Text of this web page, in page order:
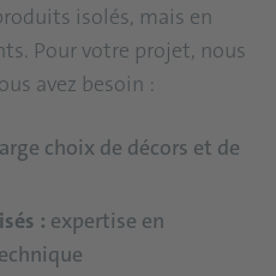
isolés, mais en
Pour votre projet, nous
avez besoin :
choix de décors et de
: expertise en